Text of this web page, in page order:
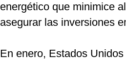
energético que minimice
asegurar las inversiones
En enero, Estados